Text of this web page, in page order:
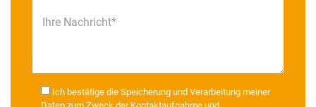
Ihre Nachricht*
Ich bestätige die Speicherung und Verarbeitung meiner